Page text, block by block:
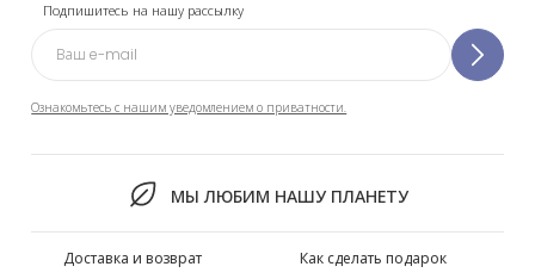
Подпишитесь на нашу рассылку
Ознакомьтесь с нашим уведомлением о приватности.
МЫ ЛЮБИМ НАШУ ПЛАНЕТУ
Доставка и возврат
Как сделать подарок